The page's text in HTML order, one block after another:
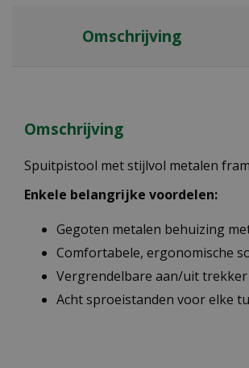
Omschrijving
Omschrijving
Spuitpistool met stijlvol metalen
Enkele belangrijke voordelen:
Gegoten metalen behuizing
Comfortabele, ergonomische
Vergrendelbare aan/uit trekker
Acht sproeistanden voor elke